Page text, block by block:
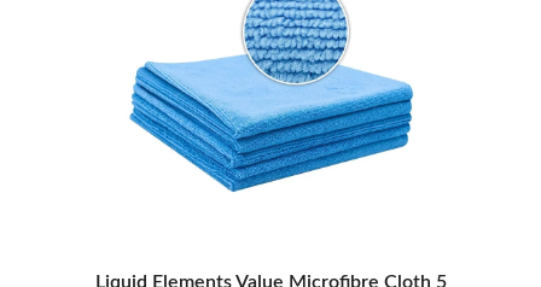
Liquid Elements Value Microfibre Cloth 5